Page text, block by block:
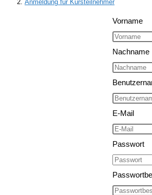
Anmeldung für Kursteilnehmer
Vorname
Nachname
E-Mail
Passwort